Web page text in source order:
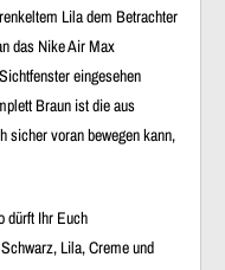
Lila dem Betrachter
das Nike Air Max
eingesehen
Braun ist die aus
sicher voran bewegen kann,
dürft Ihr Euch
Lila, Creme und